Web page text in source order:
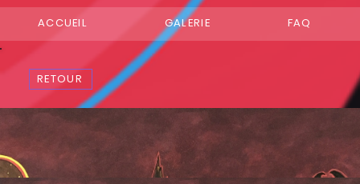
ACCUEIL GALERIE FAQ
RETOUR